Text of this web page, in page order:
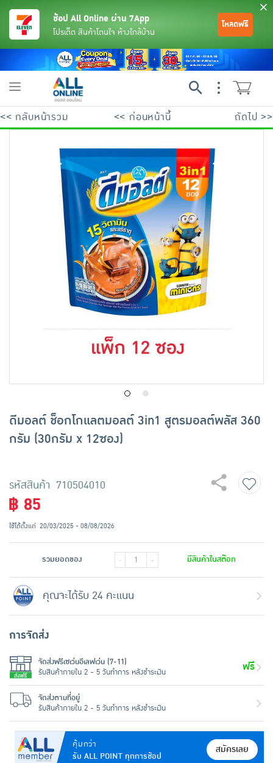
เครื่องดื่มและผงชงดื่ม
เครื่องปรุงรสและของแห้ง
ขนมขบเคี้ยว และช็อคโกแลต
พระเครื่อง test pop
ช้อป All Online ผ่าน 7App
โปรเด็ด สินค้าโดนใจ ห้างใกล้บ้าน
โหลดฟรี
Toggle
<< กลับหน้ารวม << ก่อนหน้านี้ ถัดไป >>
ดีมอลต์ ช็อกโกแลตมอลต์ 3in1 สูตรมอลต์พลัส 360
กรัม (30กรัม x 12ซอง)
รหัสสินค้า 710504010
คุ้มกว่า
รับ ALL POINT ทุกการช้อป
สมัครเลย
฿ 85
ใช้ได้ตั้งแต่ 20/03/2025 - 08/08/2026
รวมยอดของ - + มีสินค้าในสต๊อก
คุณจะได้รับ 24 คะแนน
การจัดส่ง
จัดส่งฟรีเซเว่นอีเลฟเว่น (7-11)
รับสินค้าภายใน 2 - 5 วันทำการ หลังชำระเงิน
ฟรี
จัดส่งตามที่อยู่
รับสินค้าภายใน 2 - 5 วันทำการ หลังชำระเงิน